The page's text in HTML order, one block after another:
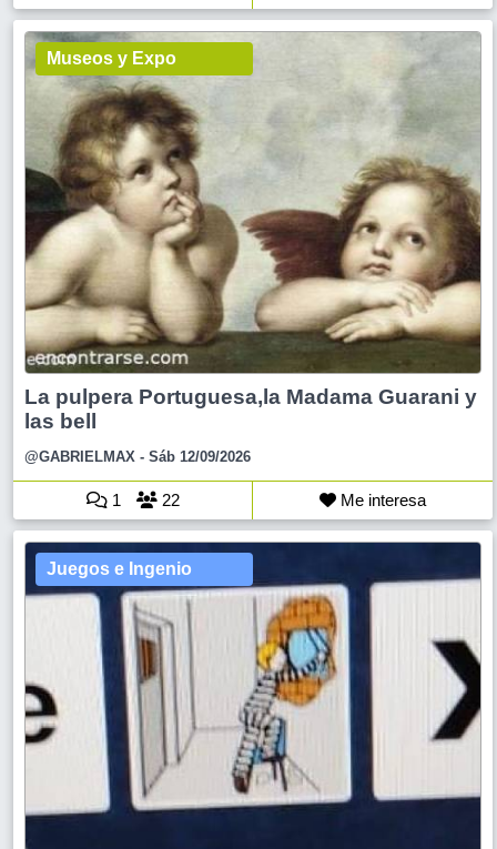
Museos y Expo
La pulpera Portuguesa,la Madama Guarani y
las bell
@GABRIELMAX - Sáb 12/09/2026
1 22 Me interesa
Juegos e Ingenio